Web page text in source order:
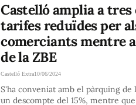
Castelló amplia a
tarifes reduïdes per
comerciants mentre
de la ZBE
Castelló Extra10/06/2024
S'ha conveniat amb el pàrquing de
un descompte del 15%, mentre